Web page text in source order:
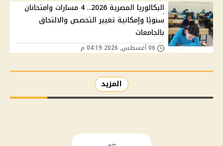
البكالوريا المصرية 2026.. 4 مسارات وامتحانان
سنويًا وإمكانية تغيير التخصص والالتحاق
بالجامعات
المزيد